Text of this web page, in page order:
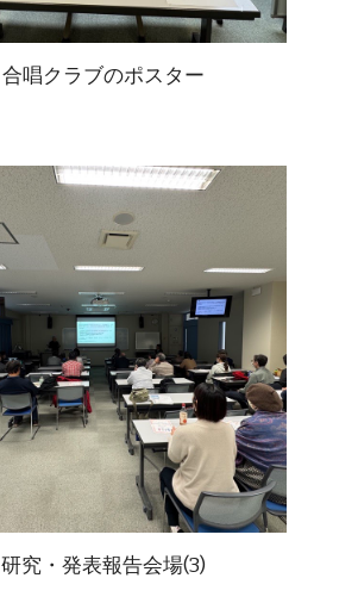
合唱クラブのポスター
研究・発表報告会場(3)